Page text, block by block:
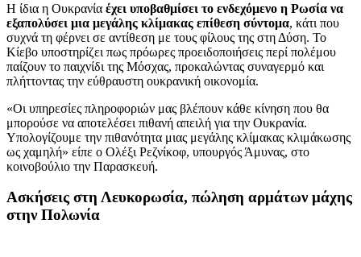
Η ίδια η Ουκρανία έχει υποβαθμίσει το ενδεχόμενο η Ρωσία να
εξαπολύσει μια μεγάλης κλίμακας επίθεση σύντομα, κάτι που
συχνά τη φέρνει σε αντίθεση με τους φίλους της στη Δύση. Το
Κίεβο υποστηρίζει πως πρόωρες προειδοποιήσεις περί πολέμου
παίζουν το παιχνίδι της Μόσχας, προκαλώντας συναγερμό και
πλήττοντας την εύθραυστη ουκρανική οικονομία.
«Οι υπηρεσίες πληροφοριών μας βλέπουν κάθε κίνηση που θα
μπορούσε να αποτελέσει πιθανή απειλή για την Ουκρανία.
Υπολογίζουμε την πιθανότητα μιας μεγάλης κλίμακας κλιμάκωσης
ως χαμηλή» είπε ο Ολέξι Ρεζνίκοφ, υπουργός Άμυνας, στο
κοινοβούλιο την Παρασκευή.
Ασκήσεις στη Λευκορωσία, πώληση αρμάτων μάχης
στην Πολωνία